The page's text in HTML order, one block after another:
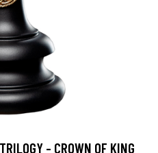
- CROWN OF KING